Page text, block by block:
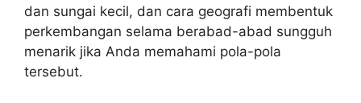
dan sungai kecil, dan cara geografi membentuk
perkembangan selama berabad-abad sungguh
menarik jika Anda memahami pola-pola
tersebut.